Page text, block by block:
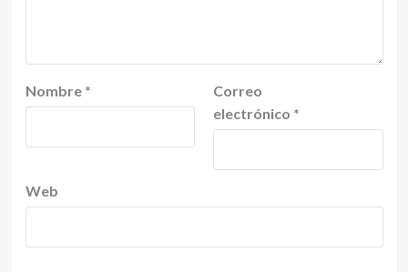
Nombre *
Correo
electrónico *
Web